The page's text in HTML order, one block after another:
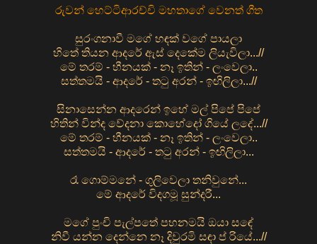
රුවන් හෙට්ටිආරච්චි මහතාගේ වෙනත් ගීත
සුරංගනාවී මගේ හඳක් වගේ පායලා
හිතේ තියන ආදරේ ඇස් දෙකේම ලියැවිලා...//
මේ තරම් - හීනයක් - නෑ ඉතින් - ලංවෙලා..
සත්තමයි - ආදරේ - තටු අරන් - ඉඟිලිලා...//
සිනාසෙන්න ආදරෙන් ඉහේ මල් පිපේ පිපේ
හිතින් වින්ද වේදනා කොහේදෝ ගියේ ලදේ...//
මේ තරම් - හීනයක් - නෑ ඉතින් - ලංවෙලා..
සත්තමයි - ආදරේ - තටු අරන් - ඉඟිලිලා...
රෑ ගොම්මනේ - ගුලිවෙලා තනිවුනේ...
මේ ආදරේ විදගමූ සුන්දරී...
මගේ පුංචි පැල්පතේ පහනමයි ඔයා සඳේ
නිවී යන්න දෙන්නෙ නෑ දිවුරමි සඳා ප් රියේ...//